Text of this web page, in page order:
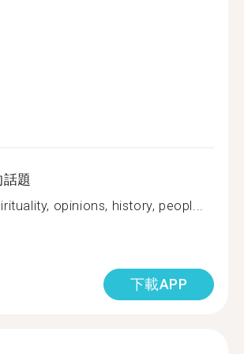
題
opinions, history, peopl...
下載APP